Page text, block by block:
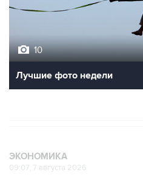
10
Лучшие фото недели
ЭКОНОМИКА
09:07, 7 августа 2026